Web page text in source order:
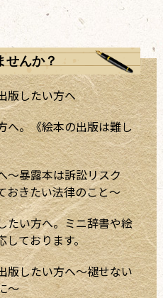
せんか？
版したい方へ
へ。《絵本の出版は難し
～暴露本は訴訟リスク
おきたい法律のこと～
たい方へ。ミニ辞書や絵
しております。
版したい方へ～褪せない
～